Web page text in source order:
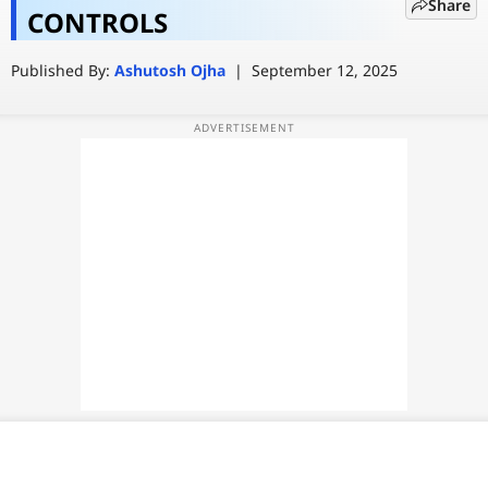
वेब स्टोरी
CONTROLS
Share
किया बच्चों की गेमिंग पर नजर रखने वाला
App
Published By: Ashutosh Ojha | September 12, 2025